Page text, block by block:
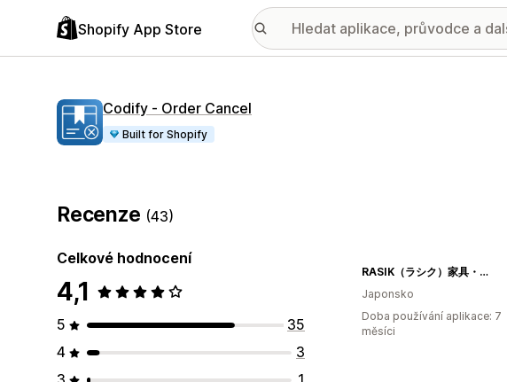
Shopify App Store
Codify ‑ Order Cancel
Built for Shopify
Recenze (43)
Celkové hodnocení
4,1
5
35
4
3
RASIK（ラシク）家具・インテリア専門店
Japonsko
Doba používání aplikace: 7
měsíci